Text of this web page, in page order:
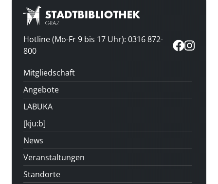
Hotline (Mo-Fr 9 bis 17 Uhr): 0316 872-
800
Mitgliedschaft
Angebote
LABUKA
[kju:b]
News
Veranstaltungen
Standorte